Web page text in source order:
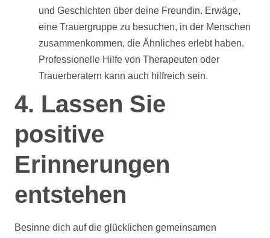
und Geschichten über deine Freundin. Erwäge,
eine Trauergruppe zu besuchen, in der Menschen
zusammenkommen, die Ähnliches erlebt haben.
Professionelle Hilfe von Therapeuten oder
Trauerberatern kann auch hilfreich sein.
4. Lassen Sie
positive
Erinnerungen
entstehen
Besinne dich auf die glücklichen gemeinsamen